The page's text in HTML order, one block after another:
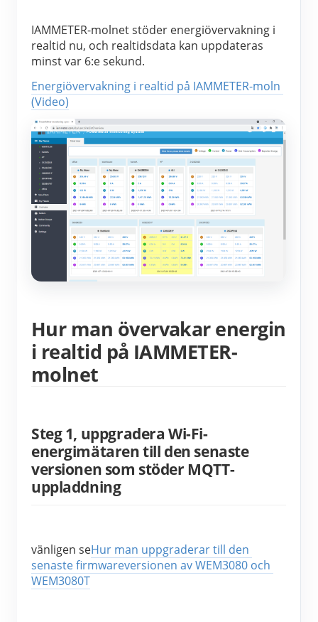
IAMMETER-molnet stöder energiövervakning i
realtid nu, och realtidsdata kan uppdateras
minst var 6:e sekund.
Energiövervakning i realtid på IAMMETER-moln
(Video)
Hur man övervakar energin
i realtid på IAMMETER-
molnet
Steg 1, uppgradera Wi-Fi-
energimätaren till den senaste
versionen som stöder MQTT-
uppladdning
vänligen seHur man uppgraderar till den
senaste firmwareversionen av WEM3080 och
WEM3080T